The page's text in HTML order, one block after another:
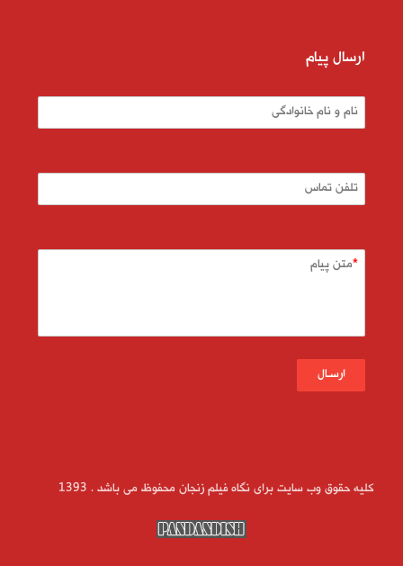
ارسال پیام
نام و نام خانوادگی
تلفن تماس
متن پیام
ارسـال
کلیه حقوق وب سایت برای نگاه فیلم زنجان محفوظ می باشد . 1393